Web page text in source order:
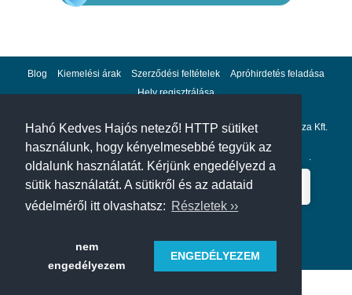
Hahó Kedves Hajós netező! HTTP sütiket
használunk, hogy kényelmesebbé tegyük az
oldalunk használatát. Kérjünk engedélyezd a
sütik használatát. A sütikről és az adataid
védelméről itt olvashatsz: Részletek ››
nem
engedélyezem
ENGEDÉLYEZEM
Blog Kiemelési árak Szerződési feltételek
Apróhirdetés feladása
Hely regisztrálása
Adatvédelem Impresszum A hahohajo.hu kiadója a GlobalPlaza Kft.
A hahohajo.hu online bankkártyás fizetési partnere az .